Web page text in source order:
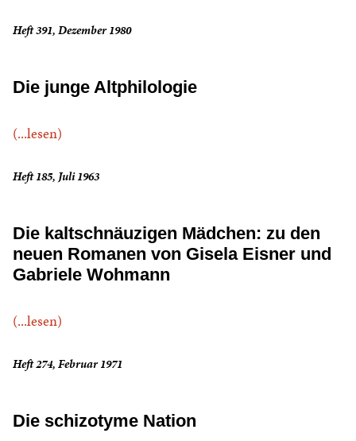
Heft 391, Dezember 1980
Die junge Altphilologie
(...lesen)
Heft 185, Juli 1963
Die kaltschnäuzigen Mädchen: zu den
neuen Romanen von Gisela Eisner und
Gabriele Wohmann
(...lesen)
Heft 274, Februar 1971
Die schizotyme Nation